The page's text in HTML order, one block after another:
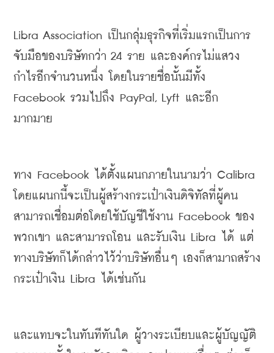
Libra Association เป็นกลุ่มธุรกิจที่เริ่มแรกเป็นการ
จับมือของบริษัทกว่า 24 ราย และองค์กรไม่แสวง
กำไรอีกจำนวนหนึ่ง โดยในรายชื่อนั้นมีทั้ง
Facebook รวมไปถึง PayPal, Lyft และอีก
มากมาย
ทาง Facebook ได้ตั้งแผนกภายในนามว่า
โดยแผนกนี้จะเป็นผู้สร้างกระเป๋าเงินดิจิทัลที่ผู้คน
สามารถเชื่อมต่อโดยใช้บัญชีใช้งาน Facebook ของ
พวกเขา และสามารถโอน และรับเงิน Libra
ได้ แต่
ทางบริษัทก็ได้กล่าวไว้ว่าบริษัทอื่นๆ เองก็สามาถสร้าง
กระเป๋าเงิน Libra ได้เช่นกัน
และแทบจะในทันทีทันใด ผู้วางระเบียบและผู้บัญญัติ